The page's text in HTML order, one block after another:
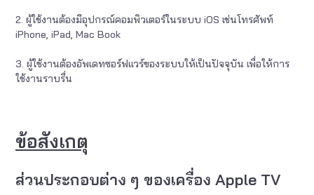
2. ผู้ใช้งานต้องมีอุปกรณ์คอมพิวเตอร์ในระบบ iOS เช่นโทรศัพท์
iPhone, iPad, Mac Book
3. ผู้ใช้งานต้องอัพเดทซอร์ฟแวร์ของระบบให้เป็นปัจจุบัน เพื่อให้การ
ใช้งานราบรื่น
ข้อสังเกตุ
ส่วนประกอบต่าง ๆ ของเครื่อง Apple TV